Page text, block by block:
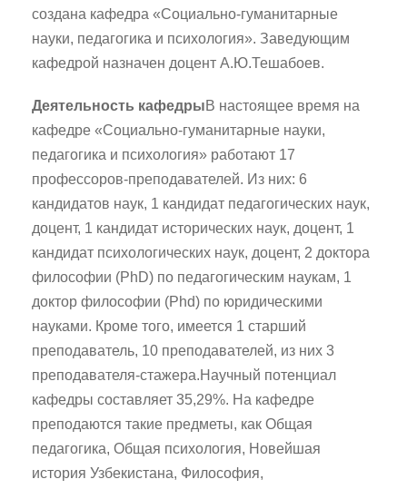
создана кафедра «Социально-гуманитарные
науки, педагогика и психология». Заведующим
кафедрой назначен доцент А.Ю.Тешабоев.
Деятельность кафедрыВ настоящее время на
кафедре «Социально-гуманитарные науки,
педагогика и психология» работают 17
профессоров-преподавателей. Из них: 6
кандидатов наук, 1 кандидат педагогических наук,
доцент, 1 кандидат исторических наук, доцент, 1
кандидат психологических наук, доцент, 2 доктора
философии (PhD) по педагогическим наукам, 1
доктор философии (Phd) по юридическими
науками. Кроме того, имеется 1 старший
преподаватель, 10 преподавателей, из них 3
преподавателя-стажера.Научный потенциал
кафедры составляет 35,29%. На кафедре
преподаются такие предметы, как Общая
педагогика, Общая психология, Новейшая
история Узбекистана, Философия,